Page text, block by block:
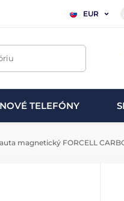
EUR
NOVÉ TELEFÓNY
magnetický FORCELL